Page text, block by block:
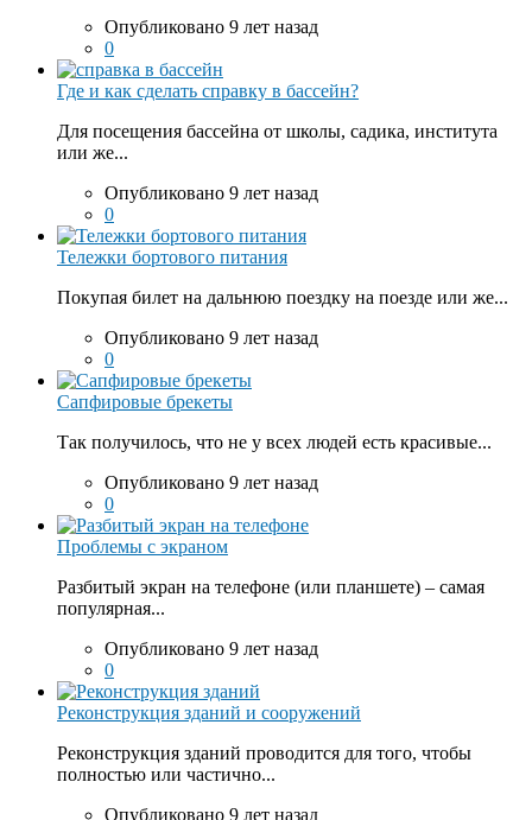
Опубликовано 9 лет назад
0
Где и как сделать справку в бассейн?
Для посещения бассейна от школы, садика, института
или же...
Опубликовано 9 лет назад
0
Тележки бортового питания
Покупая билет на дальнюю поездку на поезде или же...
Опубликовано 9 лет назад
0
Сапфировые брекеты
Так получилось, что не у всех людей есть красивые...
Опубликовано 9 лет назад
0
Проблемы с экраном
Разбитый экран на телефоне (или планшете) – самая
популярная...
Опубликовано 9 лет назад
0
Реконструкция зданий и сооружений
Реконструкция зданий проводится для того, чтобы
полностью или частично...
Опубликовано 9 лет назад